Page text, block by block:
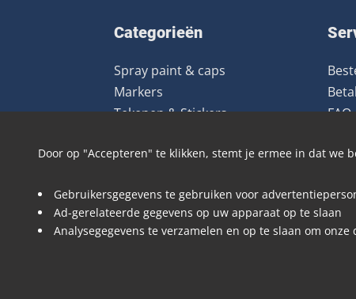
Categorieën
Spray paint & caps
Markers
Tekenen & Stickers
Kleding
Art prints
Deals
FAQ
Door op "Accepteren" te klikken, stemt je ermee in dat we
Gebruikersgegevens te gebruiken voor
Ad-gerelateerde gegevens op uw apparaat op te slaan
Analysegegevens te verzamelen en op te slaan om